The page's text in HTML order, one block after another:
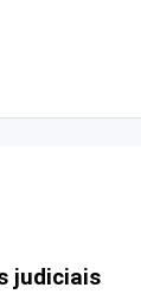
judiciais